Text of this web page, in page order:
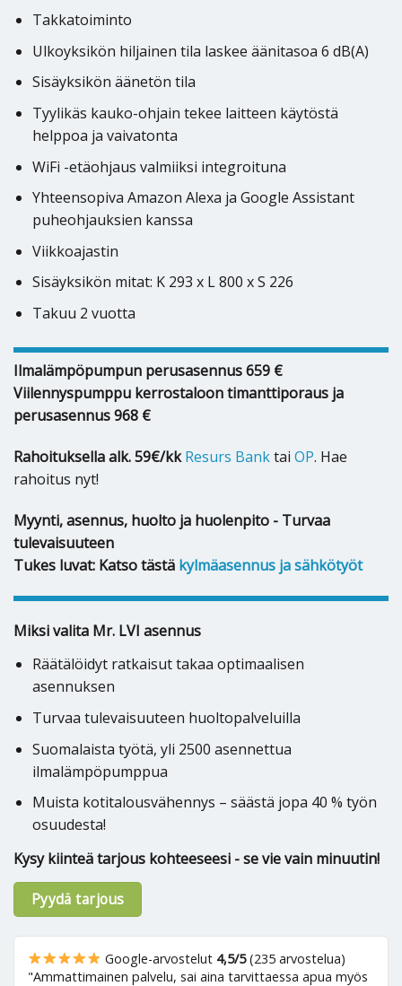
Takkatoiminto
Ulkoyksikön hiljainen tila laskee äänitasoa 6 dB(A)
Sisäyksikön äänetön tila
Tyylikäs kauko-ohjain tekee laitteen käytöstä
helppoa ja vaivatonta
WiFi -etäohjaus valmiiksi integroituna
Yhteensopiva Amazon Alexa ja Google Assistant
puheohjauksien kanssa
Viikkoajastin
Sisäyksikön mitat: K 293 x L 800 x S 226
Takuu 2 vuotta
Ilmalämpöpumpun perusasennus 659 €
Viilennyspumppu kerrostaloon timanttiporaus ja
perusasennus 968 €
Rahoituksella alk. 59€/kk Resurs Banktai OP. Hae
rahoitus nyt!
Myynti, asennus, huolto ja huolenpito - Turvaa
tulevaisuuteen
Tukes luvat: Katso tästä kylmäasennus ja sähkötyöt
Miksi valita Mr. LVI asennus
Räätälöidyt ratkaisut takaa optimaalisen
asennuksen
Turvaa tulevaisuuteen huoltopalveluilla
Suomalaista työtä, yli 2500 asennettua
ilmalämpöpumppua
Muista kotitalousvähennys – säästä jopa 40 % työn
osuudesta!
Kysy kiinteä tarjous kohteeseesi - se vie vain minuutin!
Google-arvostelut 4,5/5(235 arvostelua)
"Ammattimainen palvelu, sai aina tarvittaessa apua myös
Pyydä tarjous